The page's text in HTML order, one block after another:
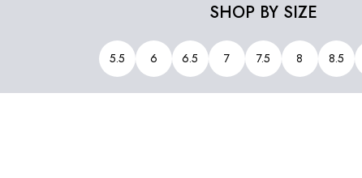
SHOP BY SIZE
5.5 6 6.5 7 7.5 8 8.5